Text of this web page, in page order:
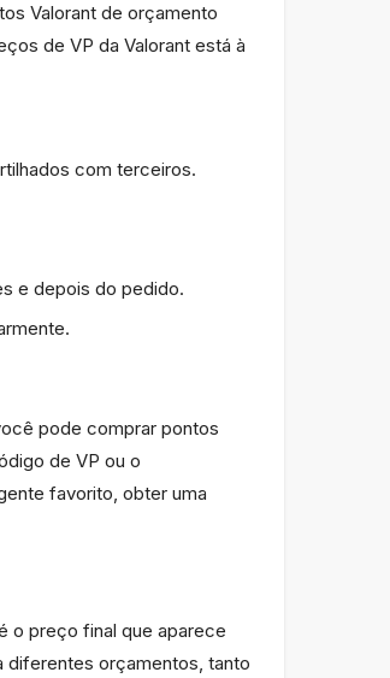
Valorant de orçamento
de VP da Valorant está à
com terceiros.
e depois do pedido.
pode comprar pontos
de VP ou o
favorito, obter uma
o preço final que aparece
diferentes orçamentos, tanto